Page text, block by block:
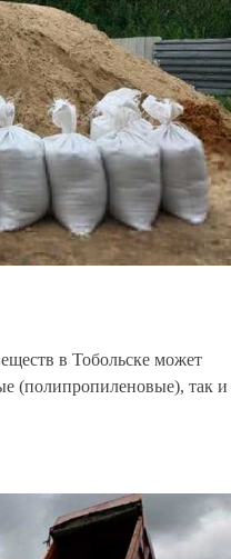
в Тобольске может
(полипропиленовые), так и